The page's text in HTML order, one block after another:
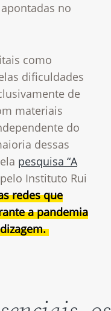
no
como
dificuldades
de
materiais
do
dessas
pesquisa “A
Instituto Rui
redes que
a pandemia